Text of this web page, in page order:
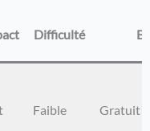
Difficulté
Faible Gratuit